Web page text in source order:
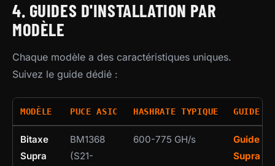
4. GUIDES D'INSTALLATION PAR
MODÈLE
Chaque modèle a des caractéristiques uniques.
Suivez le guide dédié :
MODÈLE PUCE ASIC HASHRATE TYPIQUE GUIDE
Bitaxe
Supra
BM1368
(S21-
600-775 GH/s
Guide
Supra